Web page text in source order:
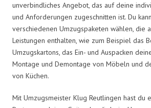
unverbindliches Angebot, das auf deine
und Anforderungen zugeschnitten ist. Du
verschiedenen Umzugspaketen wählen, die
Leistungen enthalten, wie zum Beispiel das
Umzugskartons, das Ein- und Auspacken
Montage und Demontage von Möbeln und
von Küchen.
Mit Umzugsmeister Klug Reutlingen hast du